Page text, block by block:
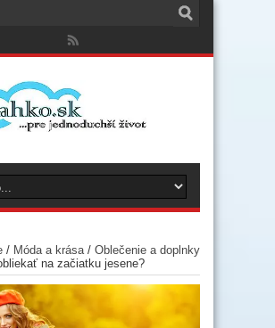
/ Móda a krása / Oblečenie a doplnky
na začiatku jesene?